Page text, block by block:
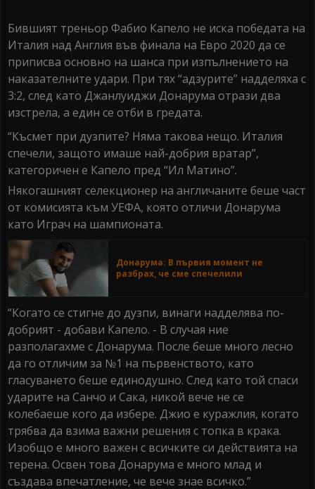
Бившият треньор Фабио Капело не иска победата на
Италия над Англия във финала на Евро 2020 да се
приписва основно на шанса при изпълнението на
наказателните удари. При тях “адзурите” надделяха с
3:2, след като Джанлуиджи Донарума отрази два
изстрела, а един се отби в гредата.
“Късмет при дузпите? Няма такова нещо. Италия
спечели, защото имаше най-добрия вратар”,
категоричен е Капело пред “Ил Матино”.
Някогашният селекционер на англичаните беше част
от комисията към УЕФА, която отличи Донарума
като Играч на шампионата.
Донарума: В първия момент не
разбрах, че сме спечелили
“Когато се стигне до дузпи, винаги надделява по-
добрият - добави Капело. - В случая ние
разполагахме с Донарума. После беше много лесно
да го отличим за №1 на първенството, като
гласуването беше единодушно. След като той спаси
ударите на Санчо и Сака, никой вече не се
колебаеше кого да избере. Джио е куражлия, когато
трябва да взима важни решения с топка в крака.
Изобщо е много важен с всичките си действията на
терена. Освен това Донарума е много млад и
създава впечатление, че вече знае всичко.”